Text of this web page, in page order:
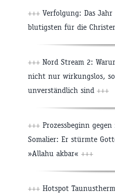
+++ Verfolgung: Das
blutigsten für die
+++ Nord Stream 2:
nicht nur wirkungslos,
unverständlich sind +++
+++ Prozessbeginn
Somalier: Er stürmte
»Allahu akbar« +++
+++ Hotspot